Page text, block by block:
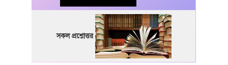
সকল প্রশ্নোত্তর